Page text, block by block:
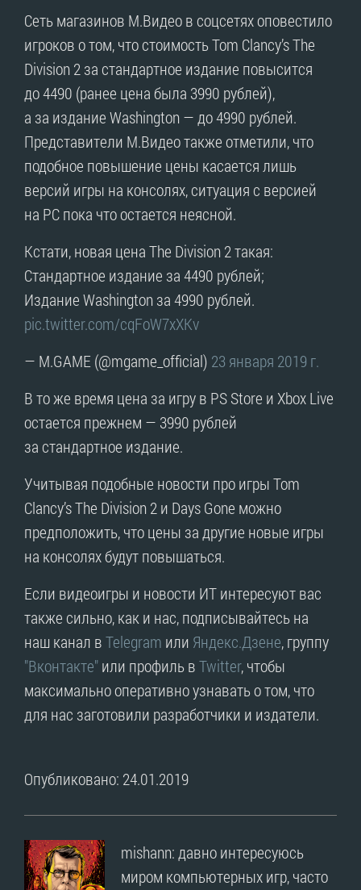
Сеть магазинов М.Видео в соцсетях оповестило
игроков о том, что стоимость Tom Clancy’s The
Division 2 за стандартное издание повысится
до 4490 (ранее цена была 3990 рублей),
а за издание Washington — до 4990 рублей.
Представители М.Видео также отметили, что
подобное повышение цены касается лишь
версий игры на консолях, ситуация с версией
на PC пока что остается неясной.
Кстати, новая цена The Division 2 такая:
Стандартное издание за 4490 рублей;
Издание Washington за 4990 рублей.
pic.twitter.com/cqFoW7xXKv
— M.GAME (@mgame_official) 23 января 2019 г.
В то же время цена за игру в PS Store и Xbox Live
остается прежнем — 3990 рублей
за стандартное издание.
Учитывая подобные новости про игры Tom
Clancy’s The Division 2 и Days Gone можно
предположить, что цены за другие новые игры
на консолях будут повышаться.
Если видеоигры и новости ИТ интересуют вас
также сильно, как и нас, подписывайтесь на
наш канал вTelegram или Яндекс.Дзене, группу
"Вконтакте"или профиль вTwitter, чтобы
максимально оперативно узнавать о том, что
для нас заготовили разработчики и издатели.
Опубликовано: 24.01.2019
mishann: давно интересуюсь
миром компьютерных игр, часто